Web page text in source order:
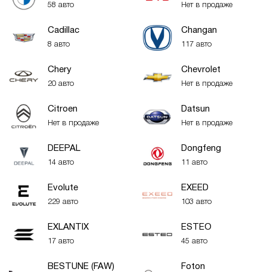
58 авто Нет в продаже
Cadillac
8 авто
Changan
117 авто
Chery
20 авто
Chevrolet
Нет в продаже
Citroen
Нет в продаже
Datsun
Нет в продаже
DEEPAL
14 авто
Dongfeng
11 авто
Evolute
229 авто
EXEED
103 авто
EXLANTIX
17 авто
ESTEO
45 авто
BESTUNE (FAW) Foton